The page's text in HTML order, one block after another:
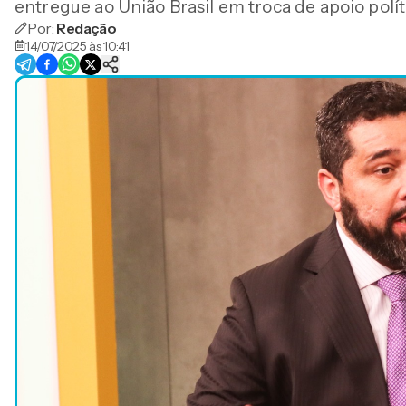
entregue ao União Brasil em troca de apoio
Por: Redação
14/07/2025 às 10:41